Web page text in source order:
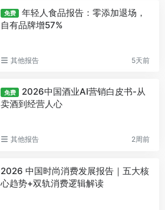
免费
年轻人食品报告：零添加退场，
自有品牌增57%
其他报告 5天前
免费
2026中国酒业AI营销白皮书-从
卖酒到经营人心
其他报告 2周前
2026 中国时尚消费发展报告｜五大核
心趋势+双轨消费逻辑解读